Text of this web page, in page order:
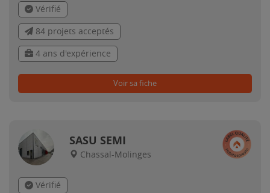
Vérifié
84 projets acceptés
4 ans d'expérience
Voir sa fiche
SASU SEMI
Chassal-Molinges
Vérifié